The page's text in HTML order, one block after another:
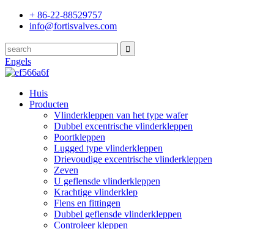
+ 86-22-88529757
info@fortisvalves.com
Engels
Huis
Producten
Vlinderkleppen van het type wafer
Dubbel excentrische vlinderkleppen
Poortkleppen
Lugged type vlinderkleppen
Drievoudige excentrische vlinderkleppen
Zeven
U geflensde vlinderkleppen
Krachtige vlinderklep
Flens en fittingen
Dubbel geflensde vlinderkleppen
Controleer kleppen